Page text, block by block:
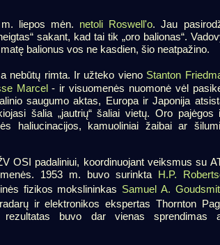
liepos mėn. netoli Roswell'o. Jau
sakant, kad tai tik „oro balionas“.
balionus vos ne kasdien, šio neatpažino.
nebūtų rimta. Ir užteko vieno Stanton
Marcel- ir visuomenės nuomonė vėl
saugumo aktas, Europa ir Japonija
šalia „jautrių“ šaliai vietų. Oro pajėgos
haliucinacijos, kamuoliniai žaibai ar
OSI padaliniui, koordinuojant veiksmus su
1953 m. buvo surinkta H.P.
fizikos mokslininkas Samuel A.
ir elektronikos ekspertas Thornton
buvo dar vienas sprendimas